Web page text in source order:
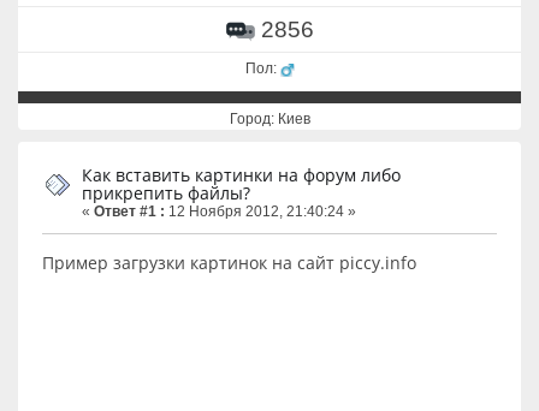
2856
Пол:
Город: Киев
Как вставить картинки на форум либо
прикрепить файлы?
« Ответ #1 : 12 Ноября 2012, 21:40:24 »
Пример загрузки картинок на сайт piccy.info